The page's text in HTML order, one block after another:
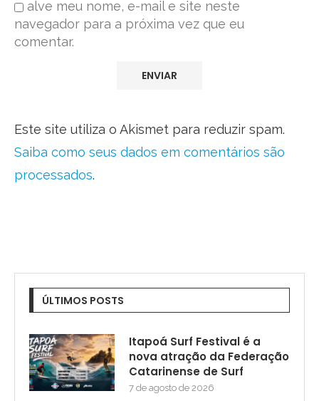
alve meu nome, e-mail e site neste
navegador para a próxima vez que eu
comentar.
Este site utiliza o Akismet para reduzir spam.
Saiba como seus dados em comentários são
processados.
ÚLTIMOS POSTS
Itapoá Surf Festival é a
nova atração da Federação
Catarinense de Surf
7 de agosto de 2026